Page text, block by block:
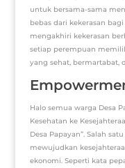
untuk bersama-sama
bebas dari kekerasan
mengakhiri kekerasan
setiap perempuan
yang sehat, bermartabat,
Halo semua warga Desa
Kesehatan ke
Desa Papayan”. Salah
mewujudkan
ekonomi. Seperti kata